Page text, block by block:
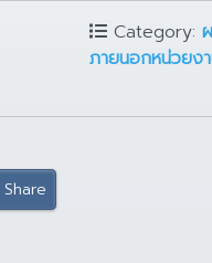
Category:
ภายนอกหน่วยง
Share